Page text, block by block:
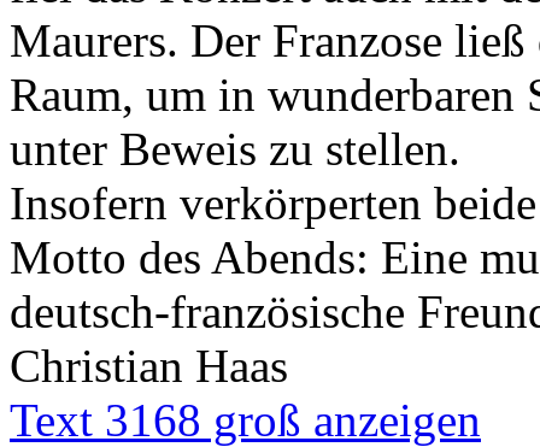
Maurers. Der Franzose
Raum, um in wunderbaren
unter Beweis zu stellen.
Insofern verkörperten
Motto des Abends: Eine
deutsch-französische
Christian Haas
Text 3168 groß anzeigen